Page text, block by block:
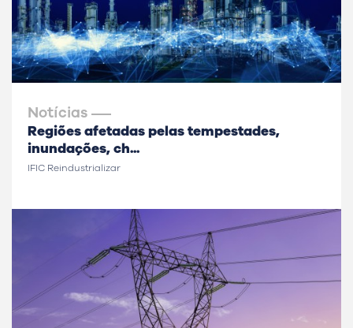
Notícias
Regiões afetadas pelas tempestades,
inundações, ch...
IFIC Reindustrializar